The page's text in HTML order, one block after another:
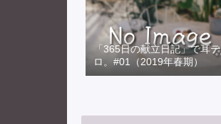
「365日の献立日記」で耳テ
ロ。#01（2019年春期）